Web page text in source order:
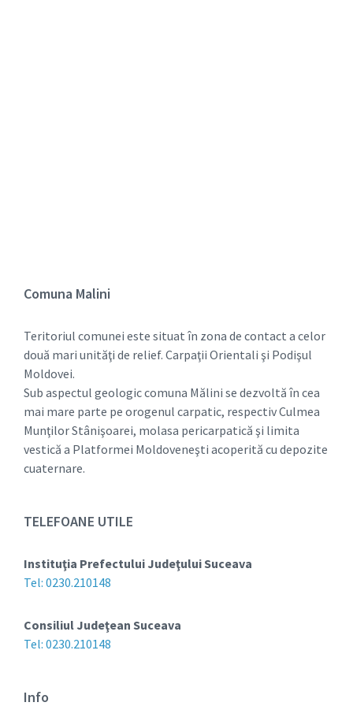
Comuna Malini
Teritoriul comunei este situat în zona de contact a celor
două mari unităţi de relief. Carpaţii Orientali şi Podişul
Moldovei.
Sub aspectul geologic comuna Mălini se dezvoltă în cea
mai mare parte pe orogenul carpatic, respectiv Culmea
Munţilor Stânişoarei, molasa pericarpatică şi limita
vestică a Platformei Moldoveneşti acoperită cu depozite
cuaternare.
TELEFOANE UTILE
Instituţia Prefectului Judeţului Suceava
Tel: 0230.210148
Consiliul Judeţean Suceava
Tel: 0230.210148
Info